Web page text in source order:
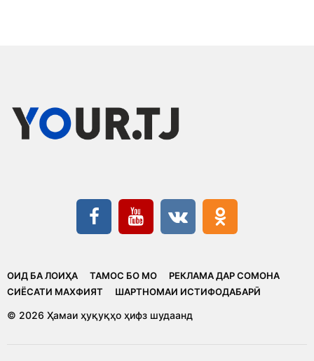
ОИД БА ЛОИҲА ТАМОС БО МО
РЕКЛАМА ДАР СОМОНА
CИЁСАТИ МАХФИЯТ
ШАРТНОМАИ ИСТИФОДАБАРӢ
© 2026 Ҳамаи ҳуқуқҳо ҳифз шудаанд